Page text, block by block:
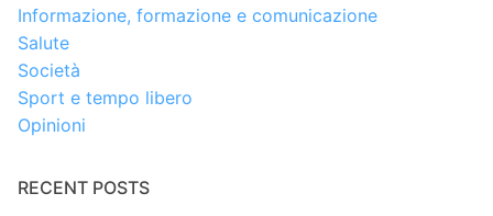
Informazione, formazione e comunicazione
Salute
Società
Sport e tempo libero
Opinioni
RECENT POSTS